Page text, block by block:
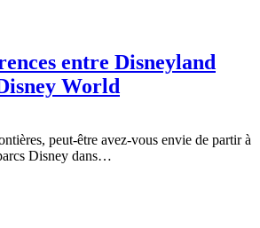
entre Disneyland
World
peut-être avez-vous envie de partir à
Disney dans…